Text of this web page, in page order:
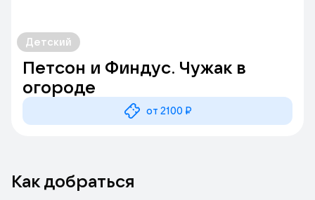
Детский
Петсон и Финдус. Чужак в
огороде
от 2100 ₽
Как добраться